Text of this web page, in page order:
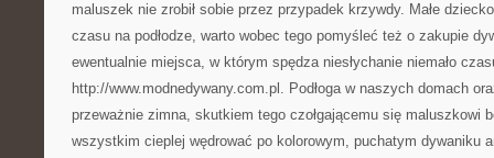
maluszek nie zrobił sobie przez przypadek krzywdy. Małe
czasu na podłodze, warto wobec tego pomyśleć też o zakupie
ewentualnie miejsca, w którym spędza niesłychanie niemało
http://www.modnedywany.com.pl. Podłoga w naszych domach
przeważnie zimna, skutkiem tego czołgającemu się maluszkowi
wszystkim cieplej wędrować po kolorowym, puchatym dywaniku